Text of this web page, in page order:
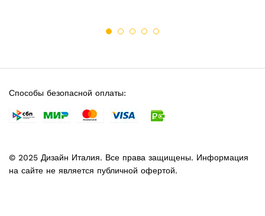
© 2025 Дизайн Италия. Все права защищены. Информация
на сайте не является публичной офертой.
Способы безопасной оплаты: